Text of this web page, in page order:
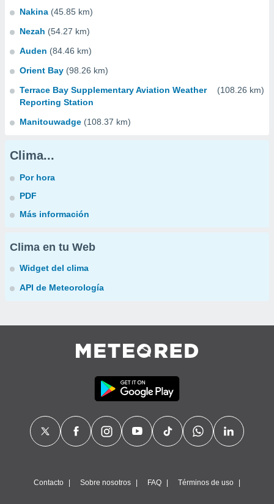
Nakina (45.85 km)
Nezah (54.27 km)
Auden (84.46 km)
Orient Bay (98.26 km)
Terrace Bay Supplementary Aviation Weather
Reporting Station
(108.26 km)
Manitouwadge (108.37 km)
Clima...
Por hora
PDF
Más información
Clima en tu Web
Widget del clima
API de Meteorología
Contacto Sobre nosotros FAQ Términos de uso